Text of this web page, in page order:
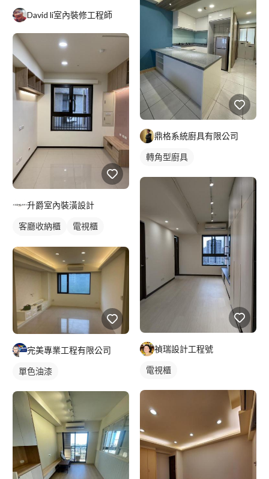
David li室內裝修工程師
升爵室內裝潢設計
客廳收納櫃
電視櫃
完美專業工程有限公司
單色油漆
鼎格系統廚具有限公司
轉角型廚具
禎瑞設計工程號
電視櫃